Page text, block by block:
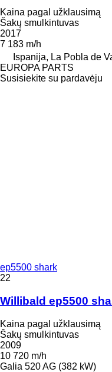
Kaina pagal užklausimą
Šakų smulkintuvas
2017
7 183 m/h
Ispanija, La Pobla de
EUROPA PARTS
Susisiekite su pardavėju
ep5500 shark
22
Willibald ep5500
Kaina pagal užklausimą
Šakų smulkintuvas
2009
10 720 m/h
Galia 520 AG (382 kW)